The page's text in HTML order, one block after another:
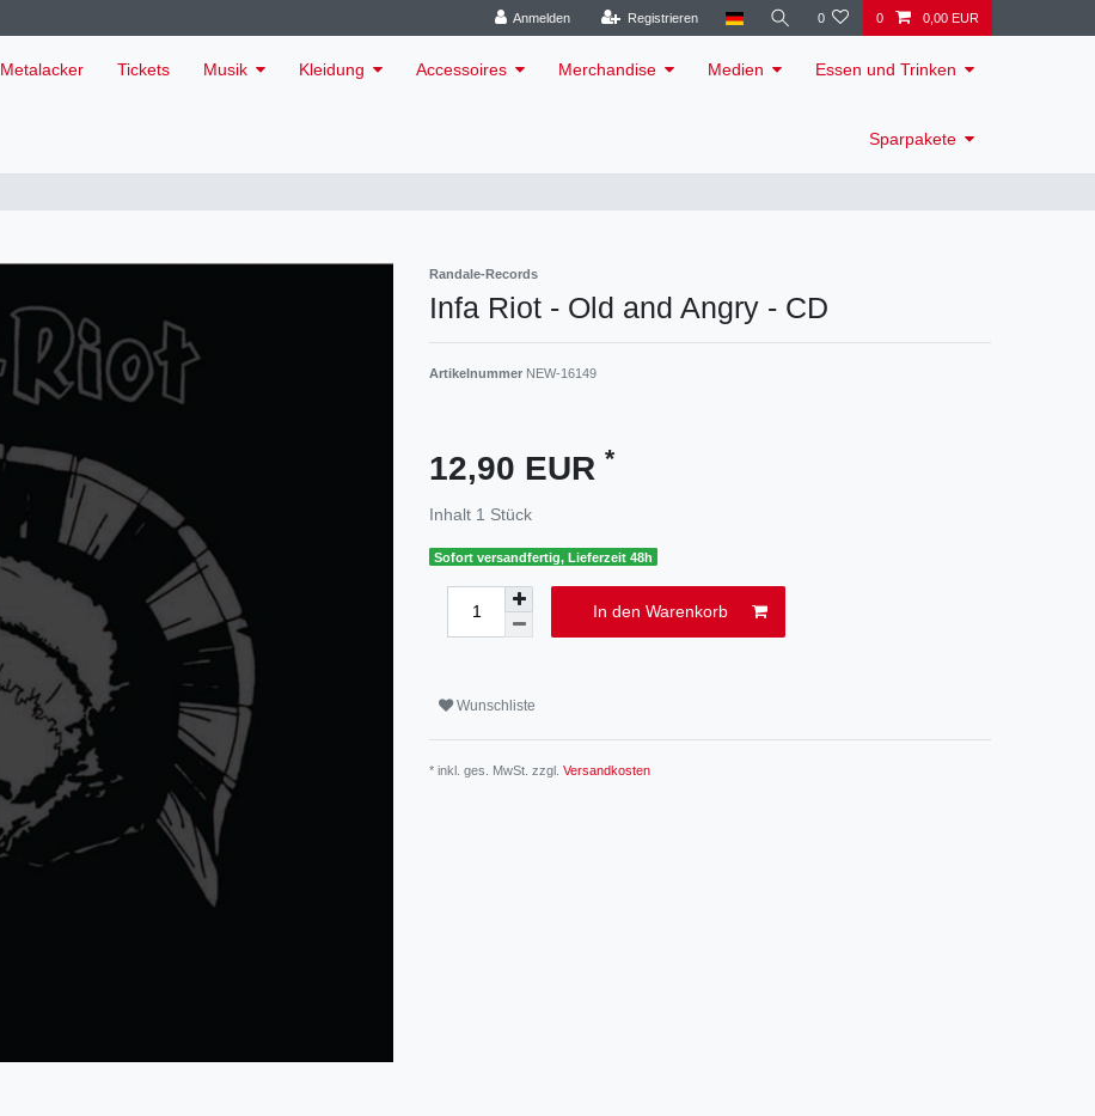
Anmelden Registrieren 0 0 0,00 EUR
Metalacker Tickets Musik Kleidung Accessoires Merchandise Medien Essen und Trinken
Sparpakete
Randale-Records
Infa Riot - Old and Angry - CD
Artikelnummer NEW-16149
12,90 EUR *
Inhalt 1 Stück
Sofort versandfertig, Lieferzeit 48h
In den Warenkorb
Wunschliste
* inkl. ges. MwSt. zzgl. Versandkosten